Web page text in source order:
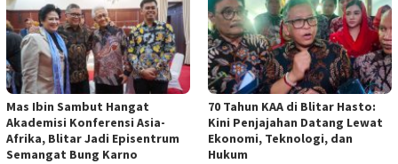
Mas Ibin Sambut Hangat
Akademisi Konferensi Asia-
Afrika, Blitar Jadi Episentrum
Semangat Bung Karno
70 Tahun KAA di Blitar Hasto:
Kini Penjajahan Datang Lewat
Ekonomi, Teknologi, dan
Hukum